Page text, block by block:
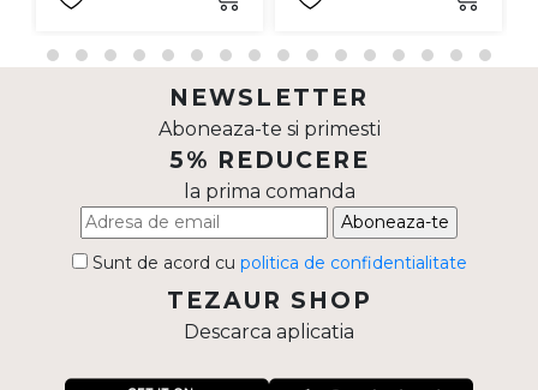
NEWSLETTER
Aboneaza-te si primesti
5% REDUCERE
la prima comanda
Aboneaza-te
Sunt de acord cu politica de confidentialitate
TEZAUR SHOP
Descarca aplicatia